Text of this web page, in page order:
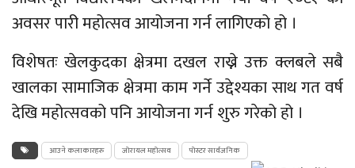
अवसर पारी महोत्सव आयोजना गर्न लागिएको हो ।
विशेषतः खेलकुदका क्षेत्रमा दखल राख्ने उक्त क्लबले सबै
खालका सामाजिक क्षेत्रमा काम गर्ने उद्देश्यका साथ गत वर्ष
देखि महोत्सवको पनि आयोजना गर्न शुरु गरेको हो ।
आउने कलाकारहरु जोरायल महोत्सव पोस्टर सार्वजनिक